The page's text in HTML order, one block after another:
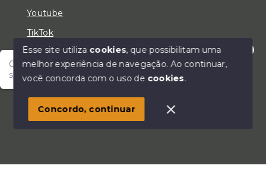
Olá! Fale com um de nossos corretores e encontre
seu lar!
Youtube
TikTok
© Copyright 2026 - LC Negócios Imobiliários - Todos
SITE PARA IMOBILIARIA
Esse site utiliza cookies, que possibilitam uma
melhor experiência de navegação.Ao continuar,
você concorda com o uso de cookies.
Concordo, continuar